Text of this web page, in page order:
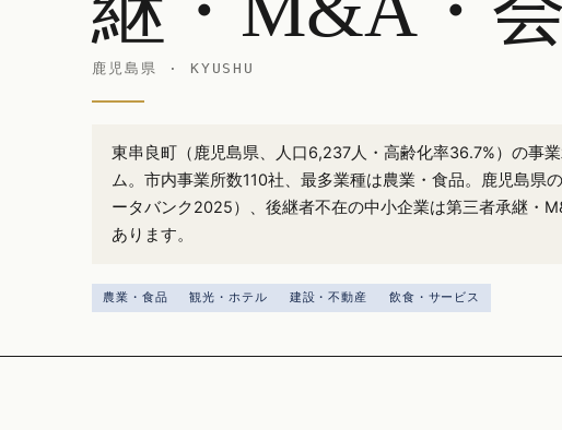
鹿児島県 · KYUSHU
東串良町（鹿児島県、人口6,237人・高齢化率36.7%）の事
ム。市内事業所数110社、最多業種は農業・食品。鹿児島県
ータバンク2025）、後継者不在の中小企業は第三者承継・
あります。
農業・食品 観光・ホテル 建設・不動産 飲食・サービス